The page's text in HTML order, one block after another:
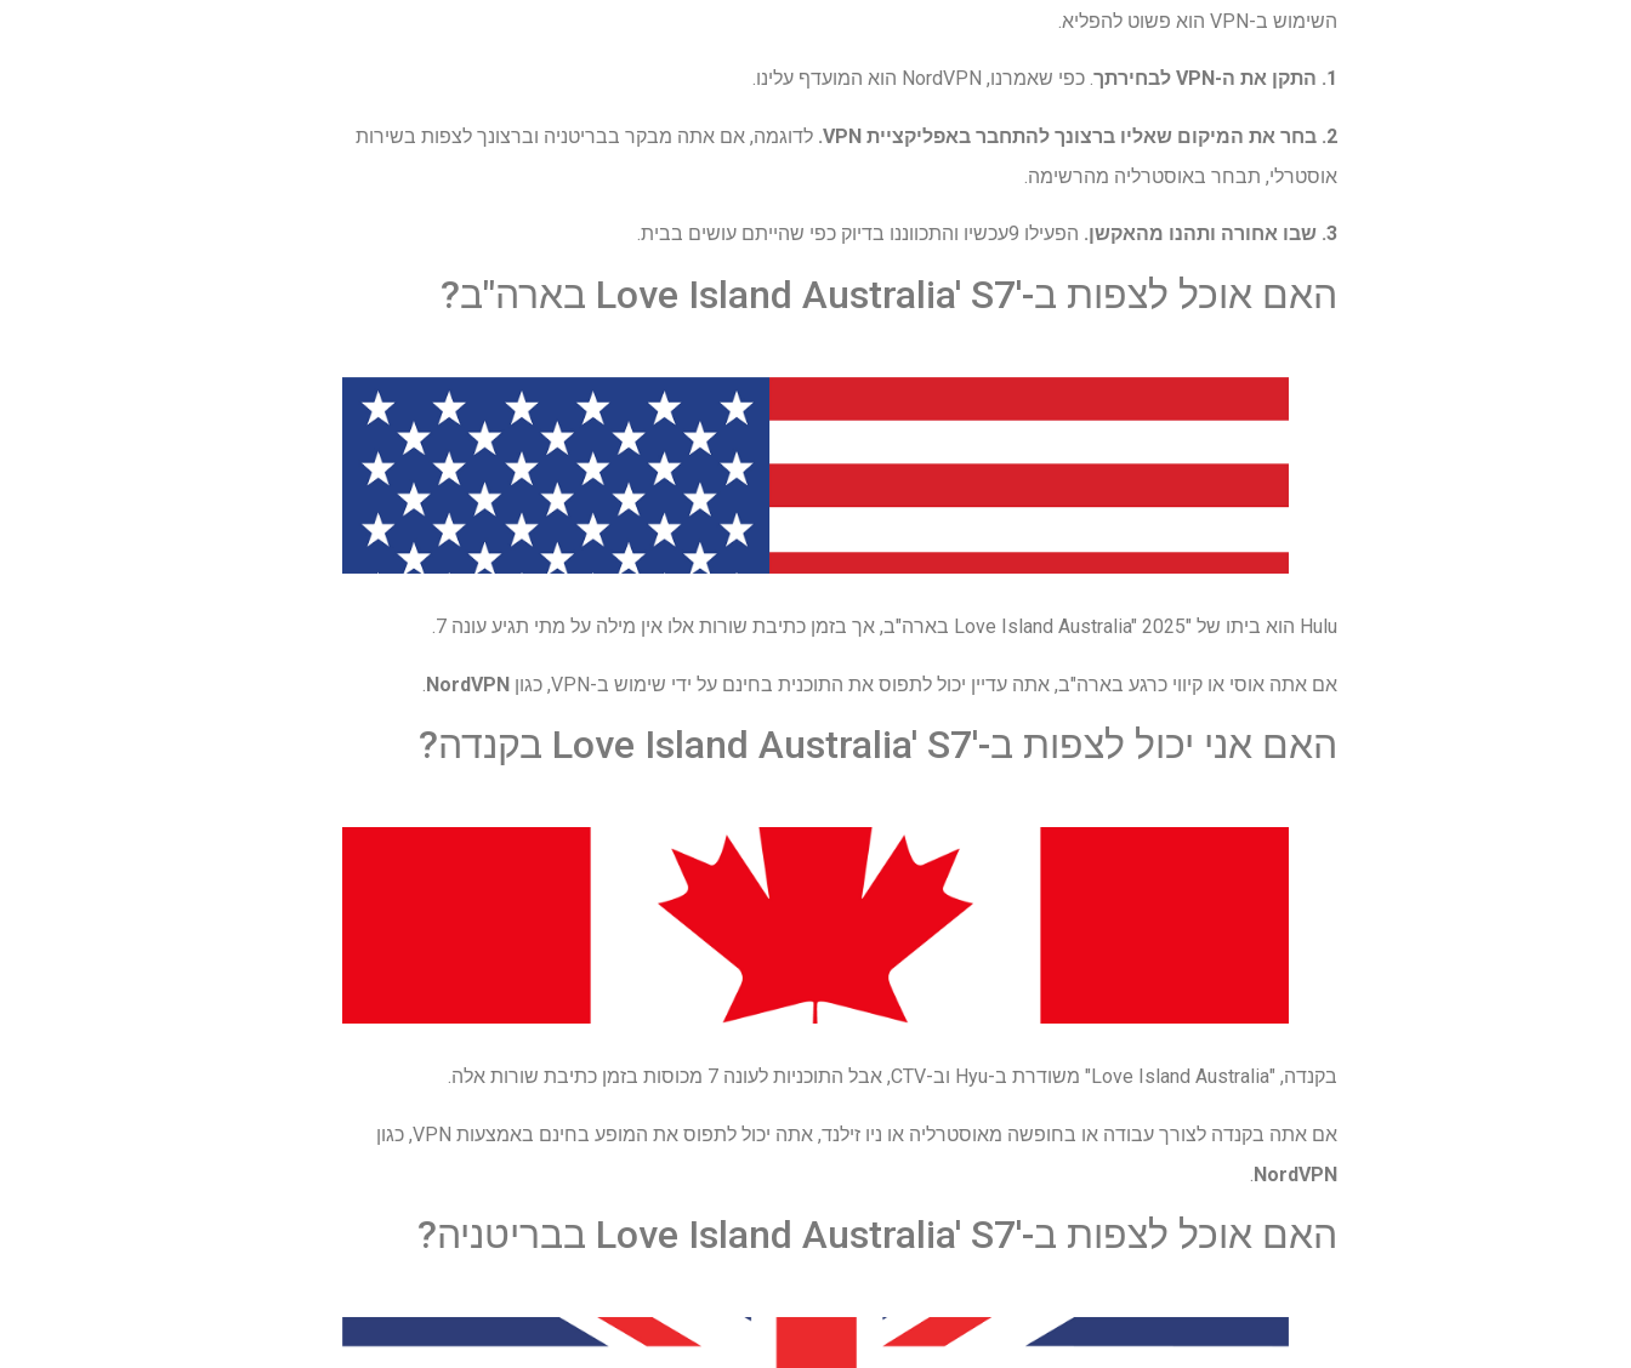
השימוש ב-VPN הוא פשוט להפליא.
1. התקן את ה-VPN לבחירתך . כפי שאמרנו, NordVPN הוא המועדף עלינו.
2. בחר את המיקום שאליו ברצונך להתחבר באפליקציית VPN.
לדוגמה, אם אתה מבקר בבריטניה וברצונך לצפות בשירות
אוסטרלי, תבחר באוסטרליה מהרשימה.
3. שבו אחורה ותהנו מהאקשן. הפעילו 9עכשיו והתכווננו בדיוק כפי שהייתם עושים בבית.
האם אוכל לצפות ב-'Love Island Australia' S7 בארה"ב?
Hulu הוא ביתו של "Love Island Australia" 2025 בארה"ב, אך בזמן כתיבת שורות אלו אין מילה על מתי תגיע עונה 7.
אם אתה אוסי או קיווי כרגע בארה"ב, אתה עדיין יכול לתפוס את התוכנית בחינם על ידי שימוש ב-VPN, כגון NordVPN
האם אני יכול לצפות ב-'Love Island Australia' S7 בקנדה?
בקנדה, "Love Island Australia" משודרת ב-Hyu וב-CTV, אבל התוכניות לעונה 7 מכוסות בזמן כתיבת שורות אלה.
אם אתה בקנדה לצורך עבודה או בחופשה מאוסטרליה או ניו זילנד, אתה יכול לתפוס את המופע בחינם באמצעות VPN, כגון
NordVPN
האם אוכל לצפות ב-'Love Island Australia' S7 בבריטניה?